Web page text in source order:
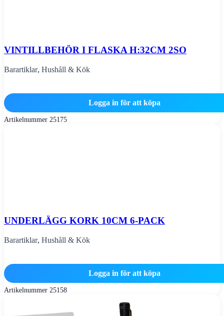
VINTILLBEHÖR I FLASKA H:32CM 2SO
Barartiklar, Hushåll & Kök
Logga in för att köpa
Artikelnummer 25175
UNDERLÄGG KORK 10CM 6-PACK
Barartiklar, Hushåll & Kök
Logga in för att köpa
Artikelnummer 25158